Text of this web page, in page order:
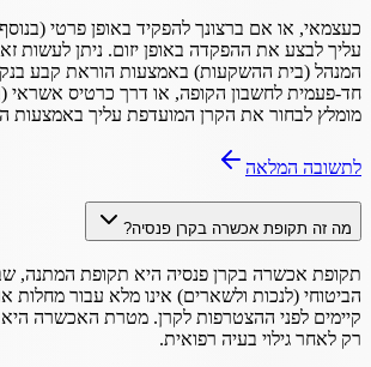
כעצמאי, או אם ברצונך להפקיד באופן פרטי
עליך לבצע את ההפקדה באופן יזום. ניתן לעשות
המנהל (בית ההשקעות) באמצעות הוראת קבע
חד-פעמית לחשבון הקופה, או דרך כרטיס אשראי
מומלץ לבחור את הקרן המועדפת עליך באמצעות
לתשובה המלאה
מה זה תקופת אכשרה בקרן פנסיה?
תקופת אכשרה בקרן פנסיה היא תקופת המתנה,
הביטוחי (לנכות ולשארים) אינו מלא עבור מחלות
קיימים לפני ההצטרפות לקרן. מטרת האכשרה
רק לאחר גילוי בעיה רפואית.